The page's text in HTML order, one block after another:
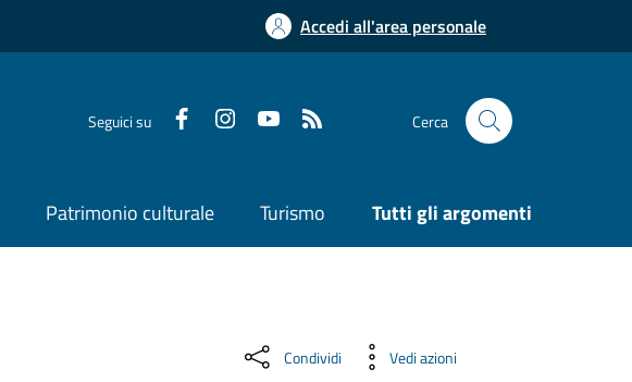
Accedi all'area personale
Seguici su Cerca
Patrimonio culturale Turismo Tutti gli argomenti
Condividi Vedi azioni